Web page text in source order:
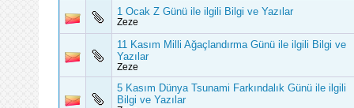
1 Ocak Z Günü ile ilgili Bilgi ve Yazılar
Zeze
11 Kasım Milli Ağaçlandırma Günü ile ilgili Bilgi ve
Yazılar
Zeze
5 Kasım Dünya Tsunami Farkındalık Günü ile ilgili
Bilgi ve Yazılar